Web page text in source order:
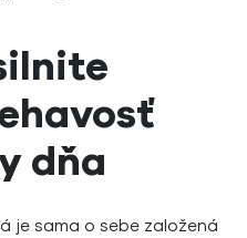
dňa
je sama o sebe založená